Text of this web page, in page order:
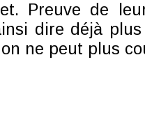
Preuve de
dire déjà
ne peut plus